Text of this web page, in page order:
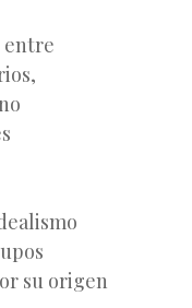
entre
su origen